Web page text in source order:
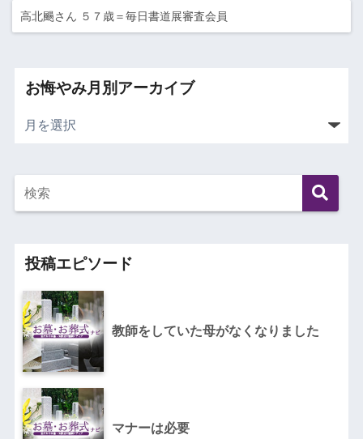
高北颺さん ５７歳＝毎日書道展審査会員
お悔やみ月別アーカイブ
投稿エピソード
教師をしていた母がなくなりました
マナーは必要